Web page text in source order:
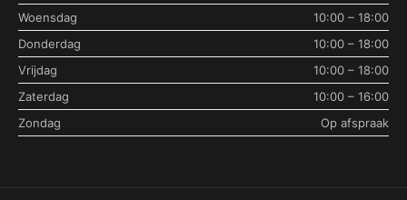
Woensdag
10:00 – 18:00
Donderdag
10:00 – 18:00
Vrijdag
10:00 – 18:00
Zaterdag
10:00 – 16:00
Zondag
Op afspraak